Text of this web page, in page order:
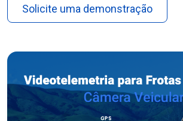
Solicite uma demonstração